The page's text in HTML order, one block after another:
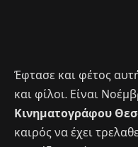
Έφτασε και φέτος
και φίλοι. Είναι
Κινηματογράφου
καιρός να έχει